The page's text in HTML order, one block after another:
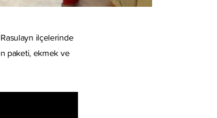
ilçelerinde
paketi, ekmek ve